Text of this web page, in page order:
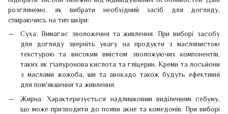
розглянемо, як вибрати необхідний засіб для догляду,
спираючись на тип шкіри:
Суха: Вимагає зволоження та живлення. При виборі засобу
для догляду зверніть увагу на продукти з маслянистою
текстурою та високим вмістом зволожуючих компонентів,
таких як гіалуронова кислота та гліцерин. Креми та лосьйони
з маслами жожоба, ши та авокадо також будуть ефективні
для пом'якшення та живлення.
Жирна: Характеризується надлишковим виділенням себуму,
що може призводити до появи акне та комедонів. При виборі